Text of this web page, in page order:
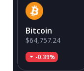
Bitcoin
$64,757.24
-0.39%